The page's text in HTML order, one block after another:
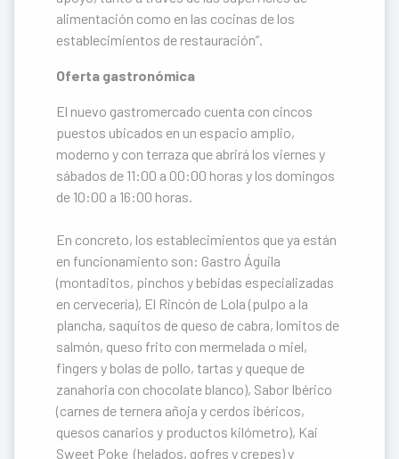
alimentación como en las cocinas de los
establecimientos de restauración”.
Oferta gastronómica
El nuevo gastromercado cuenta con cincos
puestos ubicados en un espacio amplio,
moderno y con terraza que abrirá los viernes y
sábados de 11:00 a 00:00 horas y los domingos
de 10:00 a 16:00 horas.
En concreto, los establecimientos que ya están
en funcionamiento son: Gastro Águila
(montaditos, pinchos y bebidas especializadas
en cervecería), El Rincón de Lola (pulpo a la
plancha, saquitos de queso de cabra, lomitos de
salmón, queso frito con mermelada o miel,
fingers y bolas de pollo, tartas y queque de
zanahoria con chocolate blanco), Sabor Ibérico
(carnes de ternera añoja y cerdos ibéricos,
quesos canarios y productos kilómetro), Kai
Sweet Poke (helados, gofres y crepes) y